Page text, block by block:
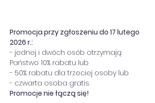
Promocja przy zgłoszeniu do 17 lutego
2026 r.:
- jednej i dwóch osób otrzymają
Państwo 10% rabatu lub
- 50% rabatu dla trzeciej osoby lub
- czwarta osoba gratis.
Promocje nie łączą się!